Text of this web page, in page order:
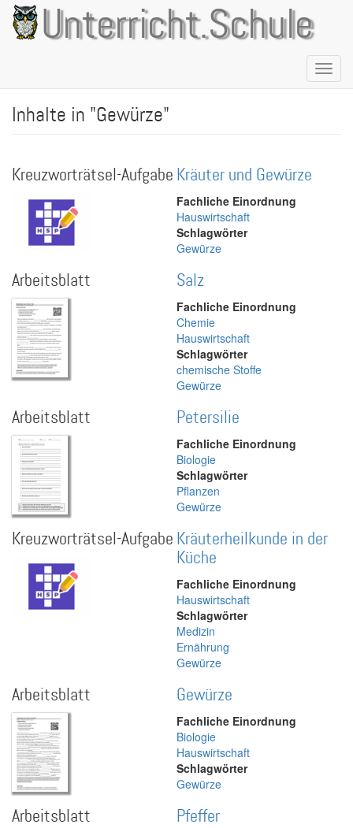
Direkt
zum
Inhalt
Unterricht.Schule
Inhalte in "Gewürze"
Kreuzworträtsel-Aufgabe Kräuter und Gewürze
Fachliche Einordnung
Hauswirtschaft
Schlagwörter
Gewürze
Arbeitsblatt Salz
Fachliche Einordnung
Chemie
Hauswirtschaft
Schlagwörter
chemische Stoffe
Gewürze
Arbeitsblatt Petersilie
Fachliche Einordnung
Biologie
Schlagwörter
Pflanzen
Gewürze
Kreuzworträtsel-Aufgabe Kräuterheilkunde in der
Küche
Fachliche Einordnung
Hauswirtschaft
Schlagwörter
Medizin
Ernährung
Gewürze
Arbeitsblatt Gewürze
Fachliche Einordnung
Biologie
Hauswirtschaft
Schlagwörter
Gewürze
Arbeitsblatt Pfeffer